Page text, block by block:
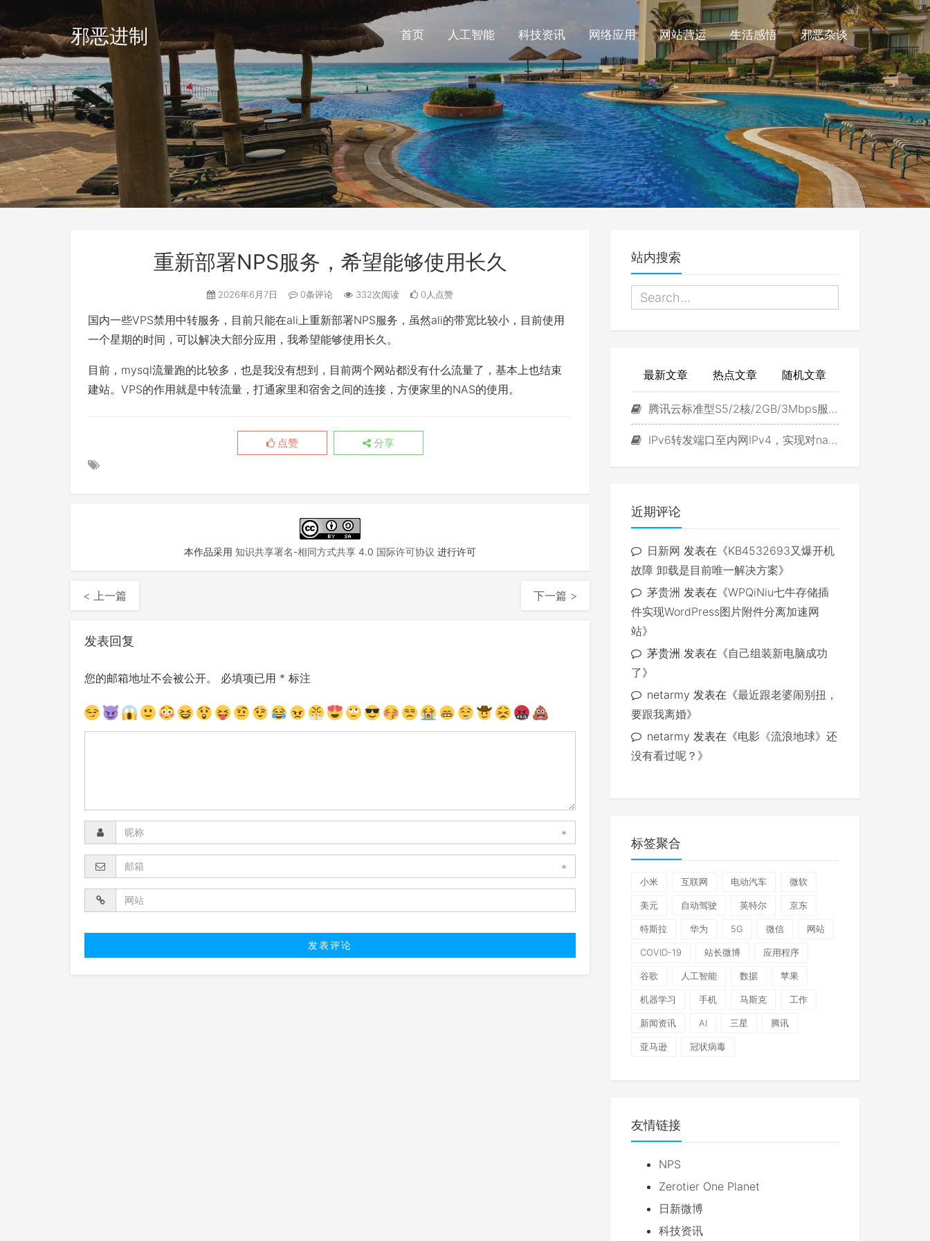
邪恶进制 首页 人工智能 科技资讯 网络应用 网站营运 生活感悟 邪恶杂谈
重新部署NPS服务，希望能够使用长久
2026年6月7日 0条评论 332次阅读 0人点赞
国内一些VPS禁用中转服务，目前只能在ali上重新部署NPS服务，虽然ali的带宽比较小，目前使用
一个星期的时间，可以解决大部分应用，我希望能够使用长久。
目前，mysql流量跑的比较多，也是我没有想到，目前两个网站都没有什么流量了，基本上也结束
建站。VPS的作用就是中转流量，打通家里和宿舍之间的连接，方便家里的NAS的使用。
点赞 分享
本作品采用 知识共享署名-相同方式共享 4.0 国际许可协议 进行许可
< 上一篇 下一篇 >
发表回复
您的邮箱地址不会被公开。 必填项已用 * 标注
*
*
站内搜索
最新文章 热点文章 随机文章
腾讯云标准型S5/2核/2GB/3Mbps服务器试用
IPv6转发端口至内网IPv4，实现对navidrome直接访问
近期评论
日新网 发表在《KB4532693又爆开机
故障 卸载是目前唯一解决方案》
茅贵洲 发表在《WPQiNiu七牛存储插
件实现WordPress图片附件分离加速网
站》
茅贵洲 发表在《自己组装新电脑成功
了》
netarmy 发表在《最近跟老婆闹别扭，
要跟我离婚》
netarmy 发表在《电影《流浪地球》还
没有看过呢？ 》
标签聚合
小米 互联网 电动汽车 微软
美元 自动驾驶 英特尔 京东
特斯拉 华为 5G 微信 网站
COVID-19 站长微博 应用程序
谷歌 人工智能 数据 苹果
机器学习 手机 马斯克 工作
新闻资讯 AI 三星 腾讯
亚马逊 冠状病毒
友情链接
NPS
Zerotier One Planet
日新微博
科技资讯